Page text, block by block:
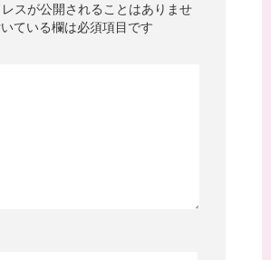
レスが公開されることはありませ
ている欄は必須項目です